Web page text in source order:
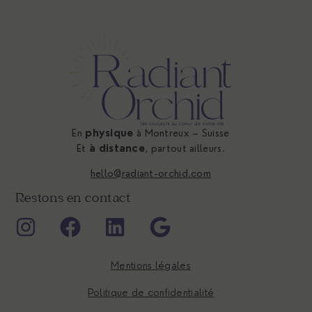
En physique à Montreux – Suisse
Et à distance, partout ailleurs.
hello@radiant-orchid.com
Restons en contact
Mentions légales
Politique de confidentialité